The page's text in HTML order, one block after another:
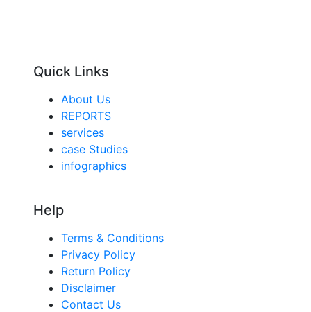
Quick Links
About Us
REPORTS
services
case Studies
infographics
Help
Terms & Conditions
Privacy Policy
Return Policy
Disclaimer
Contact Us